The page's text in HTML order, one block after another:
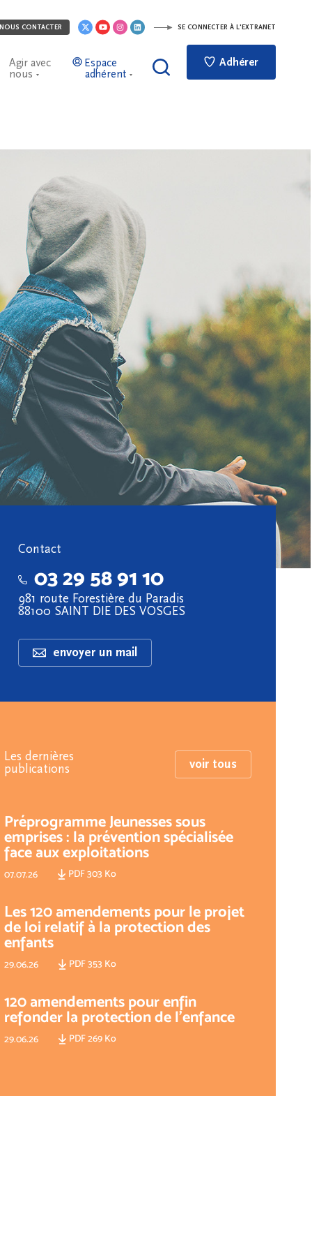
CONTACTER SE CONNECTER À L'EXTRANET
Agir avec
nous
Espace
adhérent
Adhérer
Contact
03 29 58 91 10
981 route Forestière du Paradis
88100 SAINT DIE DES VOSGES
envoyer un mail
Les dernières
publications
voir tous
Préprogramme Jeunesses sous
emprises : la prévention spécialisée
face aux exploitations
07.07.26 PDF 303 Ko
Les 120 amendements pour le projet
de loi relatif à la protection des
enfants
29.06.26 PDF 353 Ko
120 amendements pour enfin
refonder la protection de l'enfance
29.06.26 PDF 269 Ko